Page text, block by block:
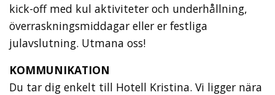
kick-off med kul aktiviteter och underhållning,
överraskningsmiddagar eller er festliga
julavslutning. Utmana oss!
KOMMUNIKATION
Du tar dig enkelt till Hotell Kristina. Vi ligger nära